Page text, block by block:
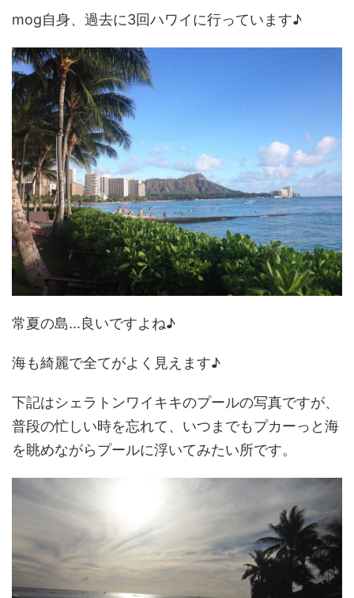
mog自身、過去に3回ハワイに行っています♪
常夏の島...良いですよね♪
海も綺麗で全てがよく見えます♪
下記はシェラトンワイキキのプールの写真ですが、
普段の忙しい時を忘れて、いつまでもプカーっと海
を眺めながらプールに浮いてみたい所です。